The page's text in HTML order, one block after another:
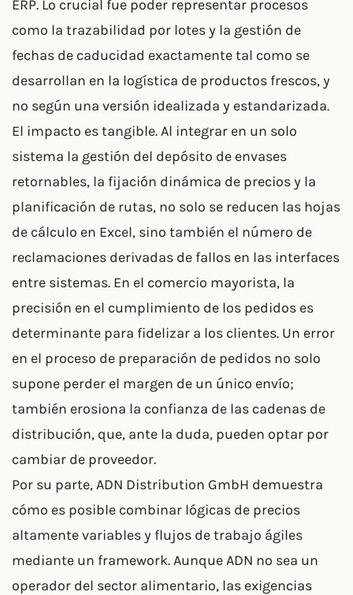
ERP. Lo crucial fue poder representar procesos
como la trazabilidad por lotes y la gestión de
fechas de caducidad exactamente tal como se
desarrollan en la logística de productos frescos, y
no según una versión idealizada y estandarizada.
El impacto es tangible. Al integrar en un solo
sistema la gestión del depósito de envases
retornables, la fijación dinámica de precios y la
planificación de rutas, no solo se reducen las hojas
de cálculo en Excel, sino también el número de
reclamaciones derivadas de fallos en las interfaces
entre sistemas. En el comercio mayorista, la
precisión en el cumplimiento de los pedidos es
determinante para fidelizar a los clientes. Un error
en el proceso de preparación de pedidos no solo
supone perder el margen de un único envío;
también erosiona la confianza de las cadenas de
distribución, que, ante la duda, pueden optar por
cambiar de proveedor.
Por su parte, ADN Distribution GmbH demuestra
cómo es posible combinar lógicas de precios
altamente variables y flujos de trabajo ágiles
mediante un framework. Aunque ADN no sea un
operador del sector alimentario, las exigencias